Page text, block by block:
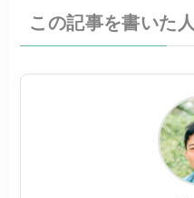
この記事を書いた人